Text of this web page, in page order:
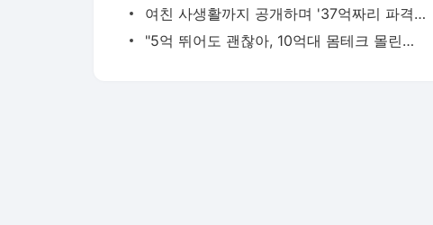
여친 사생활까지 공개하며 '37억짜리 파격 실험'…"생리혈 영하 80도에 보관 중"
"5억 뛰어도 괜찮아, 10억대 몸테크 몰린다"…중저가 재건축 단지 고가낙찰 행렬[부동산AtoZ]